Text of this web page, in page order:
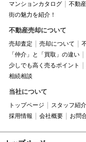
マンションカタログ 不動
街の魅力を紹介！
不動産売却について
売却査定 売却について
「仲介」と「買取」の違い
少しでも高く売るポイント
相続相談
当社について
トップページ スタッフ紹介
採用情報
会社概要 お問